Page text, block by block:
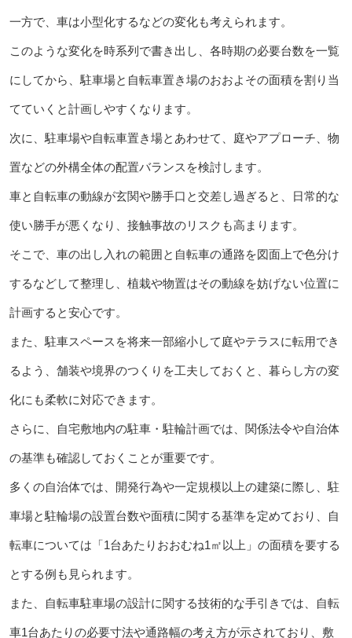
一方で、車は小型化するなどの変化も考えられます。
このような変化を時系列で書き出し、各時期の必要台数を一覧
にしてから、駐車場と自転車置き場のおおよその面積を割り当
てていくと計画しやすくなります。
次に、駐車場や自転車置き場とあわせて、庭やアプローチ、物
置などの外構全体の配置バランスを検討します。
車と自転車の動線が玄関や勝手口と交差し過ぎると、日常的な
使い勝手が悪くなり、接触事故のリスクも高まります。
そこで、車の出し入れの範囲と自転車の通路を図面上で色分け
するなどして整理し、植栽や物置はその動線を妨げない位置に
計画すると安心です。
また、駐車スペースを将来一部縮小して庭やテラスに転用でき
るよう、舗装や境界のつくりを工夫しておくと、暮らし方の変
化にも柔軟に対応できます。
さらに、自宅敷地内の駐車・駐輪計画では、関係法令や自治体
の基準も確認しておくことが重要です。
多くの自治体では、開発行為や一定規模以上の建築に際し、駐
車場と駐輪場の設置台数や面積に関する基準を定めており、自
転車については「1台あたりおおむね1㎡以上」の面積を要する
とする例も見られます。
また、自転車駐車場の設計に関する技術的な手引きでは、自転
車1台あたりの必要寸法や通路幅の考え方が示されており、敷